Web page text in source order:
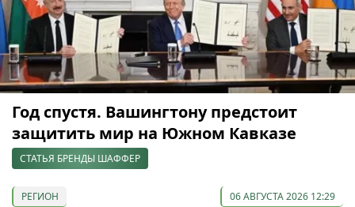
Год спустя. Вашингтону предстоит
защитить мир на Южном Кавказе
СТАТЬЯ БРЕНДЫ ШАФФЕР
РЕГИОН 06 АВГУСТА 2026 12:29